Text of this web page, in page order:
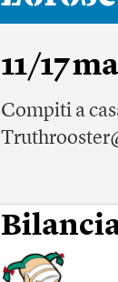
11/17
Compiti a